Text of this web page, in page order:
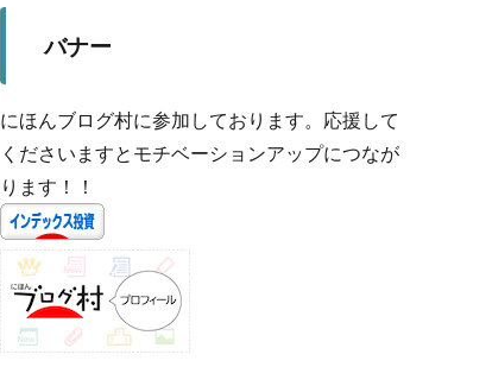
バナー
にほんブログ村に参加しております。応援して
くださいますとモチベーションアップにつなが
ります！！